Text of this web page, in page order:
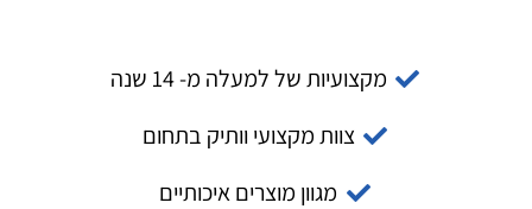
מקצועיות של למעלה מ- 14 שנה
צוות מקצועי וותיק בתחום
מגוון מוצרים איכותיים